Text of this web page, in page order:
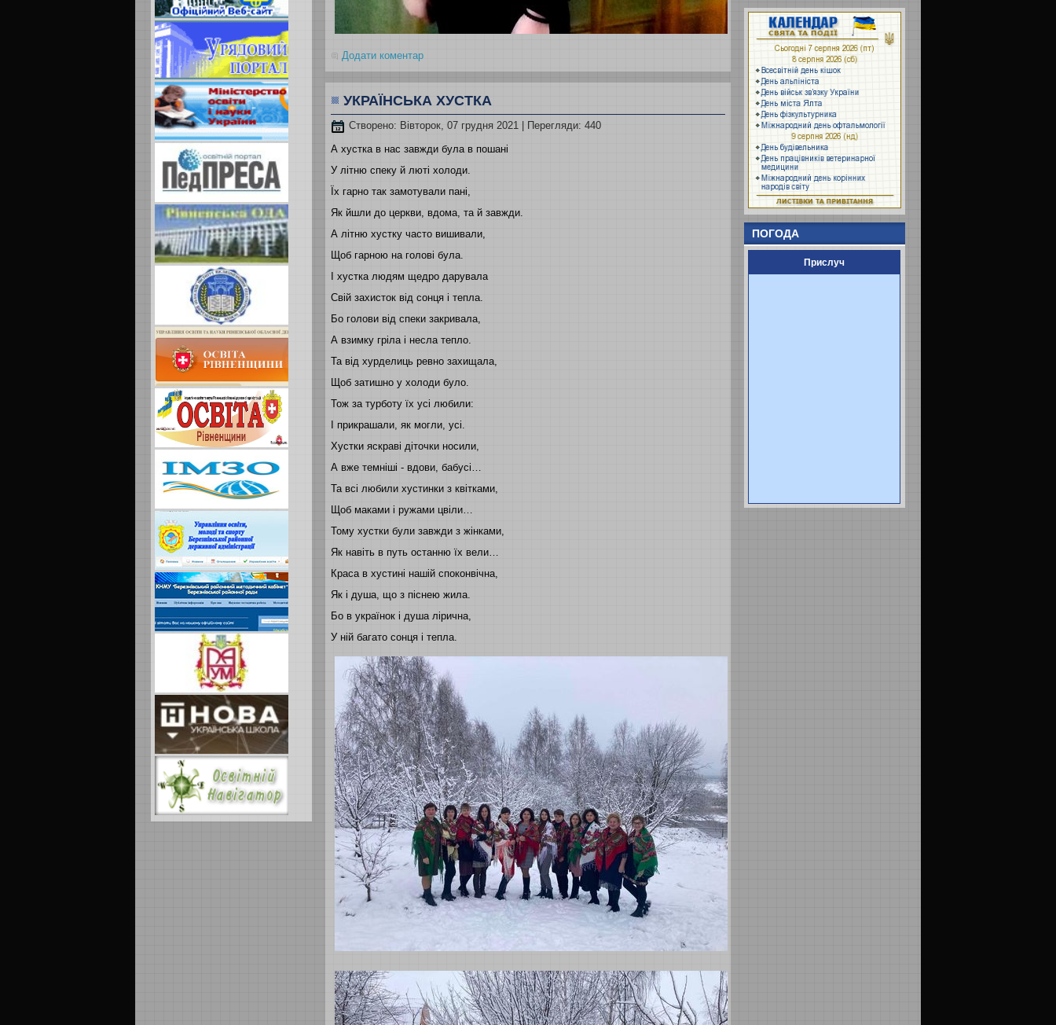
Додати коментар
УКРАЇНСЬКА ХУСТКА
Створено: Вівторок, 07 грудня 2021 | Перегляди: 440
А хустка в нас завжди була в пошані
У літню спеку й люті холоди.
Їх гарно так замотували пані,
Як йшли до церкви, вдома, та й завжди.
А літню хустку часто вишивали,
Щоб гарною на голові була.
І хустка людям щедро дарувала
Свій захисток від сонця і тепла.
Бо голови від спеки закривала,
А взимку гріла і несла тепло.
Та від хурделиць ревно захищала,
Щоб затишно у холоди було.
Тож за турботу їх усі любили:
І прикрашали, як могли, усі.
Хустки яскраві діточки носили,
А вже темніші - вдови, бабусі…
Та всі любили хустинки з квітками,
Щоб маками і ружами цвіли…
Тому хустки були завжди з жінками,
Як навіть в путь останню їх вели…
Краса в хустині нашій споконвічна,
Як і душа, що з піснею жила.
Бо в українок і душа лірична,
У ній багато сонця і тепла.
ПОГОДА
Прислуч